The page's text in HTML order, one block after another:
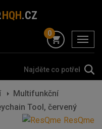
HQH.CZ
menu
0
Multifunkční
Tool, červený
ResQme